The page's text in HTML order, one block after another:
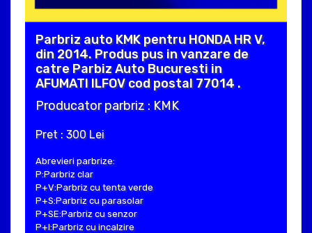
Parbriz auto KMK pentru HONDA HR V,
din 2014. Produs pus in vanzare de
catre Parbiz Auto Bucuresti in
AFUMATI ILFOV cod postal 77014 .
Producator parbriz : KMK
Pret : 300 Lei
Abrevieri parbrize:
P:Parbriz clar
P+V:Parbriz cu tenta verde
P+S:Parbriz cu parasolar
P+SE:Parbriz cu senzor
P+I:Parbriz cu incalzire